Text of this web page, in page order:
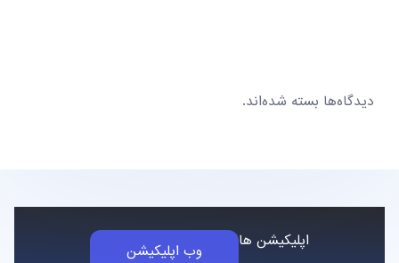
دیدگاه‌ها بسته شده‌اند.
اپلیکیشن ها وب اپلیکیشن